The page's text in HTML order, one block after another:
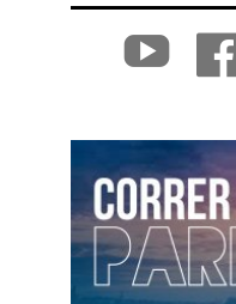
YouTube